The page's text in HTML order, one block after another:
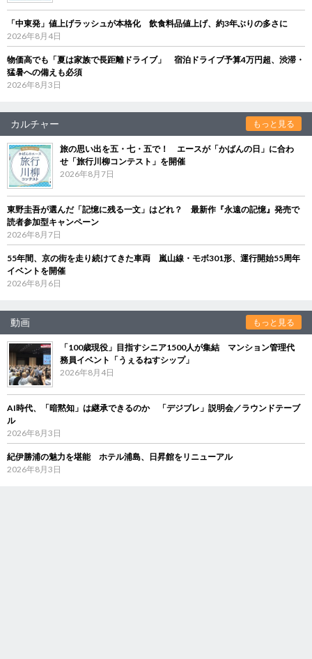
「中東発」値上げラッシュが本格化 飲食料品値上げ、約3年ぶりの多さに
2026年8月4日
物価高でも「夏は家族で長距離ドライブ」 宿泊ドライブ予算4万円超、渋滞・
猛暑への備えも必須
2026年8月3日
カルチャー もっと見る
旅の思い出を五・七・五で！ エースが「かばんの日」に合わ
せ「旅行川柳コンテスト」を開催
2026年8月7日
東野圭吾が選んだ「記憶に残る一文」はどれ？ 最新作『永遠の記憶』発売で
読者参加型キャンペーン
2026年8月7日
55年間、京の街を走り続けてきた車両 嵐山線・モボ301形、運行開始55周年
イベントを開催
2026年8月6日
動画 もっと見る
「100歳現役」目指すシニア1500人が集結 マンション管理代
務員イベント「うぇるねすシップ」
2026年8月4日
AI時代、「暗黙知」は継承できるのか 「デジブレ」説明会／ラウンドテーブ
ル
2026年8月3日
紀伊勝浦の魅力を堪能 ホテル浦島、日昇館をリニューアル
2026年8月3日